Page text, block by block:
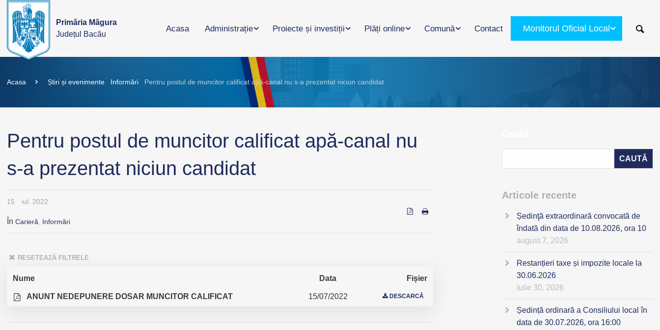
Primăria Măgura
Județul Bacău
Acasa Administrație Proiecte și investiții Plăți online Comună Contact Monitorul Oficial Local
Acasa Știri și evenimente Informări Pentru postul de muncitor calificat apă-canal nu s-a prezentat niciun candidat
Pentru postul de muncitor calificat apă-canal nu
s-a prezentat niciun candidat
15 iul. 2022
În Carieră Informări
RESETEAZĂ FILTRELE
Nume Data Fișier
ANUNT NEDEPUNERE DOSAR MUNCITOR CALIFICAT 15/07/2022 DESCARCĂ
Articole recente
Ședinţă extraordinară convocată de
îndată din data de 10.08.2026, ora 10
august 7, 2026
Restanțieri taxe și impozite locale la
30.06.2026
iulie 30, 2026
Ședință ordinară a Consiliului local în
data de 30.07.2026, ora 16:00